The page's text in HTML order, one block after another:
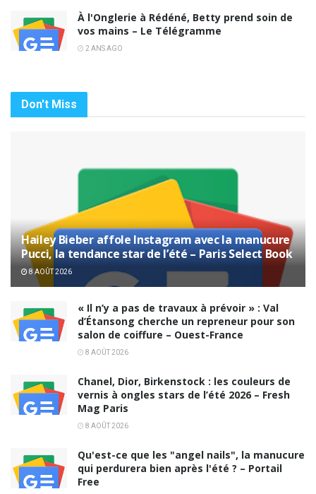
À l'Onglerie à Rédéné, Betty prend soin de
vos mains – Le Télégramme
2 ANS AGO
Don't Miss
Hailey Bieber affole Instagram avec la manucure
Pucci, la tendance star de l’été – Paris Select Book
8 AOÛT 2026
« Il n’y a pas de travaux à prévoir » : Val
d’Étansong cherche un repreneur pour son
salon de coiffure – Ouest-France
8 AOÛT 2026
Chanel, Dior, Birkenstock : les couleurs de
vernis à ongles stars de l’été 2026 – Fresh
Mag Paris
8 AOÛT 2026
Qu'est-ce que les "angel nails", la manucure
qui perdurera bien après l'été ? – Portail
Free